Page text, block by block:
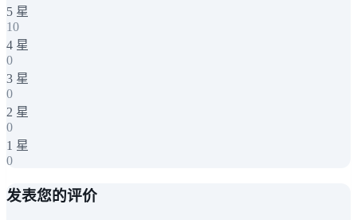
5 星
10
4 星
0
3 星
0
2 星
0
1 星
0
发表您的评价